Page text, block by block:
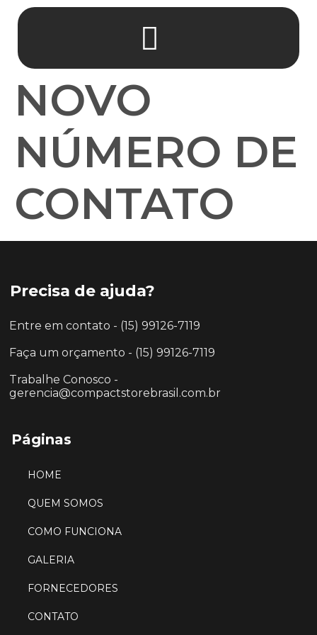
NOVO
NÚMERO DE
CONTATO
Precisa de ajuda?
Entre em contato - (15) 99126-7119
Faça um orçamento - (15) 99126-7119
Trabalhe Conosco -
gerencia@compactstorebrasil.com.br
Páginas
HOME
QUEM SOMOS
COMO FUNCIONA
GALERIA
FORNECEDORES
CONTATO